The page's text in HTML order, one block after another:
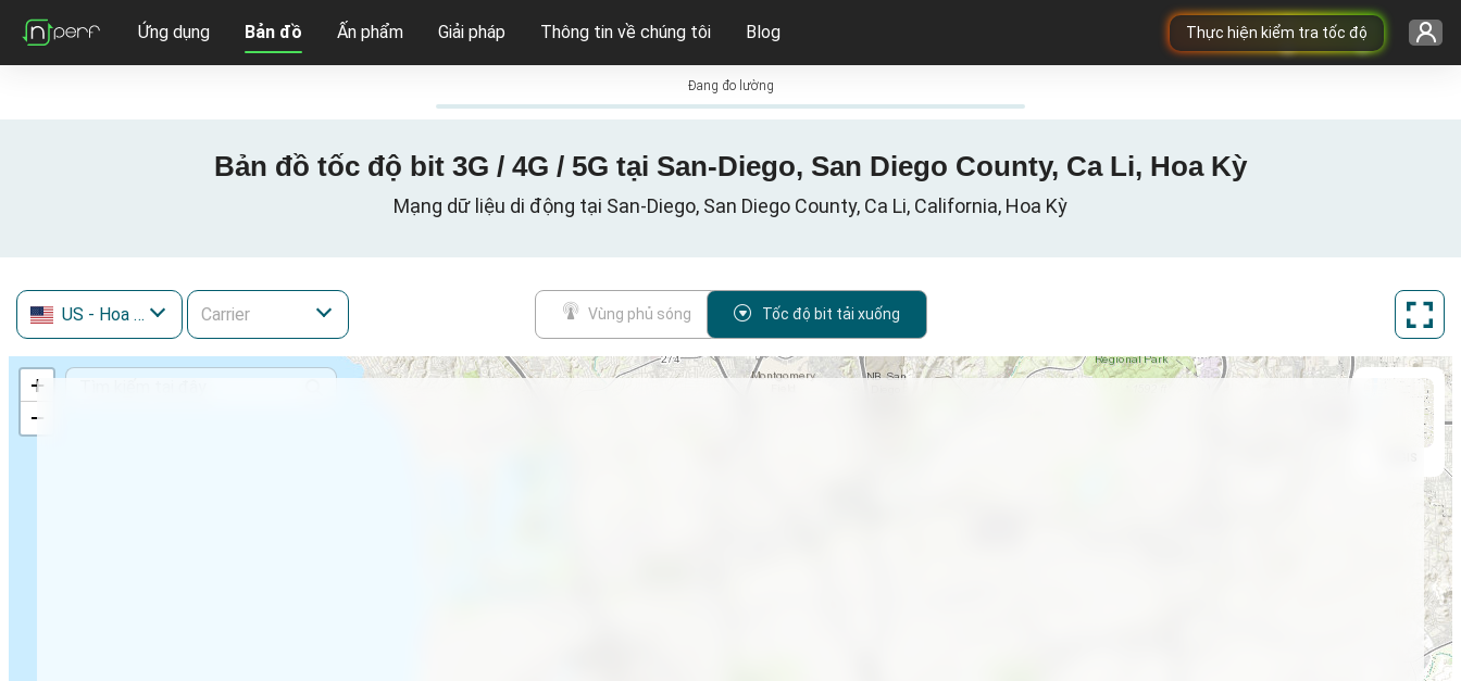
Thực hiện kiểm tra tốc độ
Ứng dụng Bản đồ Ấn phẩm Giải pháp Thông tin về chúng tôi Blog
Đang đo lường
Bản đồ tốc độ bit 3G / 4G / 5G tại San-Diego, San Diego County, Ca Li, Hoa Kỳ
Mạng dữ liệu di động tại San-Diego, San Diego County, Ca Li, California, Hoa Kỳ
US - Hoa Kỳ Vùng phủ sóng Tốc độ bit tải xuống
+
−